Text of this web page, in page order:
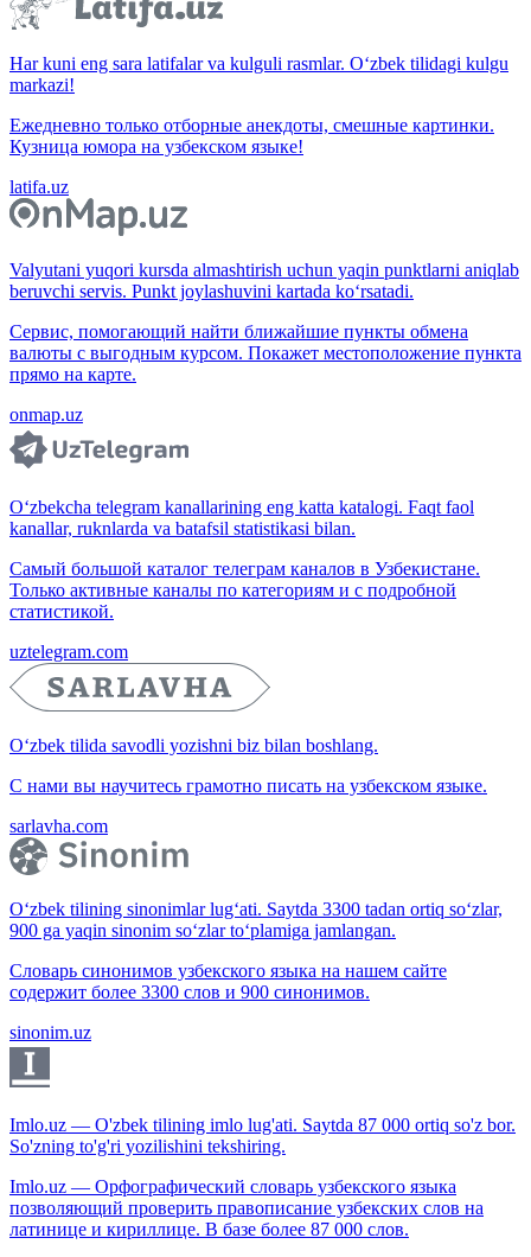
Har kuni eng sara latifalar va kulguli rasmlar. O‘zbek tilidagi kulgu
markazi!
Ежедневно только отборные анекдоты, смешные картинки.
Кузница юмора на узбекском языке!
latifa.uz
Valyutani yuqori kursda almashtirish uchun yaqin punktlarni aniqlab
beruvchi servis. Punkt joylashuvini kartada ko‘rsatadi.
Сервис, помогающий найти ближайшие пункты обмена
валюты с выгодным курсом. Покажет местоположение пункта
прямо на карте.
onmap.uz
O‘zbekcha telegram kanallarining eng katta katalogi. Faqt faol
kanallar, ruknlarda va batafsil statistikasi bilan.
Самый большой каталог телеграм каналов в Узбекистане.
Только активные каналы по категориям и с подробной
статистикой.
uztelegram.com
O‘zbek tilida savodli yozishni biz bilan boshlang.
С нами вы научитесь грамотно писать на узбекском языке.
sarlavha.com
O‘zbek tilining sinonimlar lug‘ati. Saytda 3300 tadan ortiq so‘zlar,
900 ga yaqin sinonim so‘zlar to‘plamiga jamlangan.
Словарь синонимов узбекского языка на нашем сайте
содержит более 3300 слов и 900 синонимов.
sinonim.uz
Imlo.uz — O'zbek tilining imlo lug'ati. Saytda 87 000 ortiq so'z bor.
So'zning to'g'ri yozilishini tekshiring.
Imlo.uz — Орфографический словарь узбекского языка
позволяющий проверить правописание узбекских слов на
латинице и кириллице. В базе более 87 000 слов.